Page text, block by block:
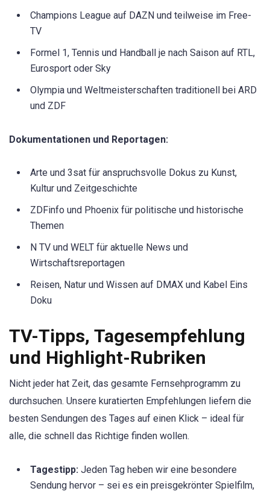
Champions League auf DAZN und teilweise im Free-
TV
Formel 1, Tennis und Handball je nach Saison auf RTL,
Eurosport oder Sky
Olympia und Weltmeisterschaften traditionell bei ARD
und ZDF
Dokumentationen und Reportagen:
Arte und 3sat für anspruchsvolle Dokus zu Kunst,
Kultur und Zeitgeschichte
ZDFinfo und Phoenix für politische und historische
Themen
N TV und WELT für aktuelle News und
Wirtschaftsreportagen
Reisen, Natur und Wissen auf DMAX und Kabel Eins
Doku
TV-Tipps, Tagesempfehlung
und Highlight-Rubriken
Nicht jeder hat Zeit, das gesamte Fernsehprogramm zu
durchsuchen. Unsere kuratierten Empfehlungen liefern die
besten Sendungen des Tages auf einen Klick – ideal für
alle, die schnell das Richtige finden wollen.
Tagestipp: Jeden Tag heben wir eine besondere
Sendung hervor – sei es ein preisgekrönter Spielfilm,